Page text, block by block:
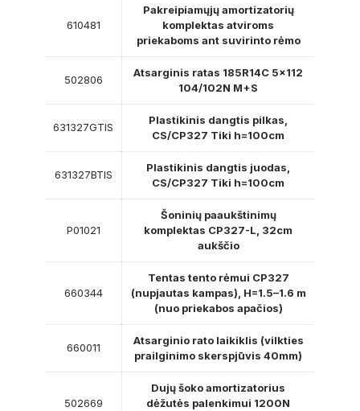
610481
Pakreipiamųjų amortizatorių
komplektas atviroms
priekaboms ant suvirinto rėmo
502806
Atsarginis ratas 185R14C 5×112
104/102N M+S
631327GTIS
Plastikinis dangtis pilkas,
CS/CP327 Tiki h=100cm
631327BTIS
Plastikinis dangtis juodas,
CS/CP327 Tiki h=100cm
P01021
Šoninių paaukštinimų
komplektas CP327-L, 32cm
aukščio
660344
Tentas tento rėmui CP327
(nupjautas kampas), H=1.5–1.6 m
(nuo priekabos apačios)
660011
Atsarginio rato laikiklis (vilkties
prailginimo skerspjūvis 40mm)
502669
Dujų šoko amortizatorius
dėžutės palenkimui 1200N